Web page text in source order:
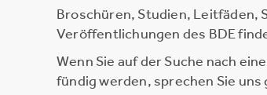
Broschüren, Studien, Leitfäden,
Veröffentlichungen des BDE
Wenn Sie auf der Suche nach
fündig werden, sprechen Sie uns